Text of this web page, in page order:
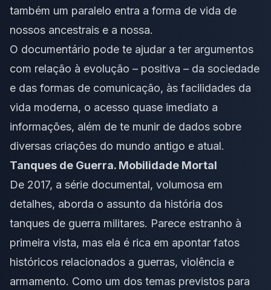
também um paralelo entra a forma de vida de
nossos ancestrais e a nossa.
O documentário pode te ajudar a ter argumentos
com relação à evolução – positiva – da sociedade
e das formas de comunicação, às facilidades da
vida moderna, o acesso quase imediato a
informações, além de te munir de dados sobre
diversas criações do mundo antigo e atual.
Tanques de Guerra. Mobilidade Mortal
De 2017, a série documental, volumosa em
detalhes, aborda o assunto da história dos
tanques de guerra militares. Parece estranho à
primeira vista, mas ela é rica em apontar fatos
históricos relacionados a guerras, violência e
armamento. Como um dos temas previstos para